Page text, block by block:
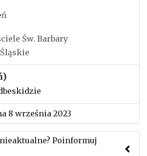
Św. Barbary
8 września 2023
Poinformuj